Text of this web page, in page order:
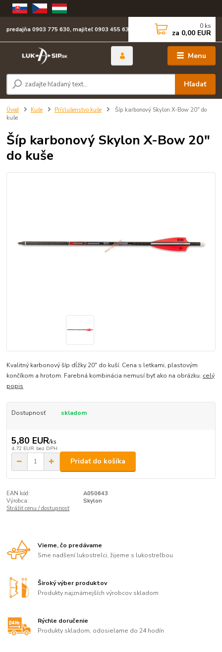
Menu
Hľadať
predajňa 0903 775 630, majiteľ 0903 455 630 0 ks
za 0,00 EUR
Úvod Kuše Príslušenstvo kuše
Šíp karbonový Skylon X-Bow 20" do
kuše
Šíp karbonový Skylon X-Bow 20"
do kuše
Kvalitný karbonový šíp dĺžky 20" do kuší. Cena s letkami, plastovým
končíkom a hrotom. Farebná kombinácia nemusí byť ako na obrázku. celý
popis
Dostupnosť skladom
5,80 EUR/ks
4,72 EUR bez DPH
Pridať do košíka
EAN kód:
A050643
Výrobca:
Skylon
Strážiť cenu / dostupnosť
Vieme, čo predávame
Sme nadšení lukostrelci, žijeme s lukostreľbou
Široký výber produktov
Produkty najznámejších výrobcov skladom
Rýchle doručenie
Produkty skladom, odosielame do 24 hodín